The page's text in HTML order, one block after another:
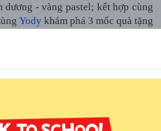
- vàng pastel; kết hợp cùng
Yodykhám phá 3 mốc quà tặng
Yody đầu tiên: Cốc sứ cao cấp đi
thức một ly cà phê buổi sáng